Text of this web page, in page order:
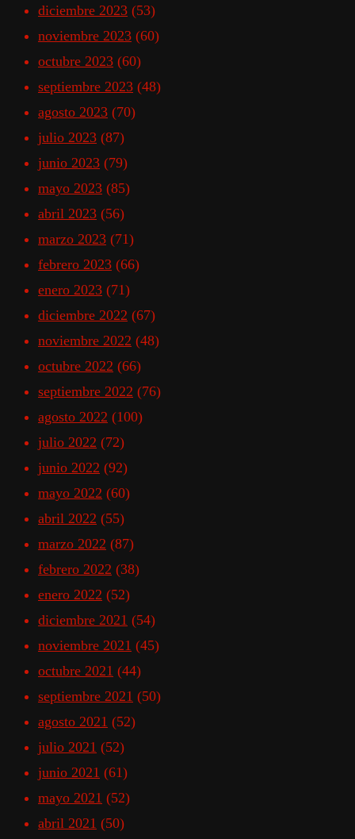
diciembre 2023 (53)
noviembre 2023 (60)
octubre 2023 (60)
septiembre 2023 (48)
agosto 2023 (70)
julio 2023 (87)
junio 2023 (79)
mayo 2023 (85)
abril 2023 (56)
marzo 2023 (71)
febrero 2023 (66)
enero 2023 (71)
diciembre 2022 (67)
noviembre 2022 (48)
octubre 2022 (66)
septiembre 2022 (76)
agosto 2022 (100)
julio 2022 (72)
junio 2022 (92)
mayo 2022 (60)
abril 2022 (55)
marzo 2022 (87)
febrero 2022 (38)
enero 2022 (52)
diciembre 2021 (54)
noviembre 2021 (45)
octubre 2021 (44)
septiembre 2021 (50)
agosto 2021 (52)
julio 2021 (52)
junio 2021 (61)
mayo 2021 (52)
abril 2021 (50)